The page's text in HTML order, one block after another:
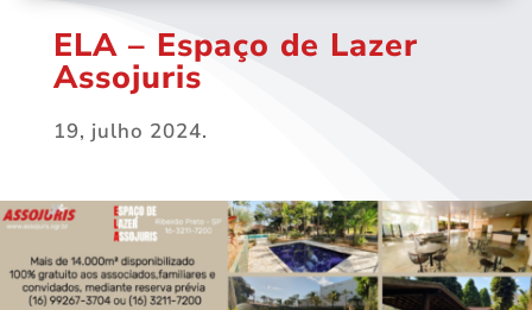
ELA – Espaço de Lazer
Assojuris
19, julho 2024.